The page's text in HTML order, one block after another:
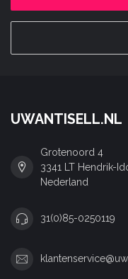
UWANTISELL.NL
Grotenoord 4
3341 LT Hendrik-
Nederland
31(0)85-0250119